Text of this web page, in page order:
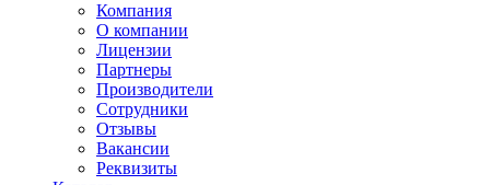
Компания
О компании
Лицензии
Партнеры
Производители
Сотрудники
Отзывы
Вакансии
Реквизиты